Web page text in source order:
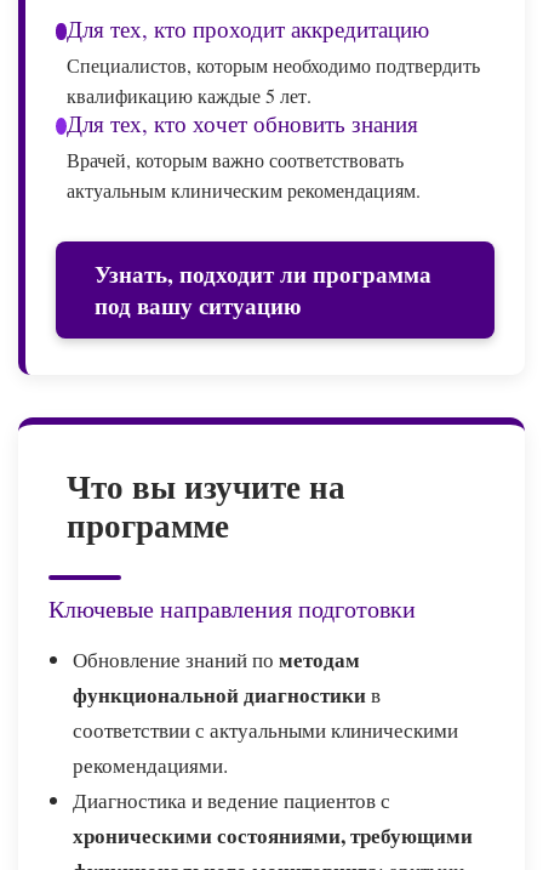
Для тех, кто проходит аккредитацию
Специалистов, которым необходимо подтвердить
квалификацию каждые 5 лет.
Для тех, кто хочет обновить знания
Врачей, которым важно соответствовать
актуальным клиническим рекомендациям.
Узнать, подходит ли программа
под вашу ситуацию
Что вы изучите на
программе
Ключевые направления подготовки
Обновление знаний по методам
функциональной диагностикив
соответствии с актуальными клиническими
рекомендациями.
Диагностика и ведение пациентов с
хроническими состояниями, требующими